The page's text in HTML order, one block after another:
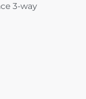
3-way